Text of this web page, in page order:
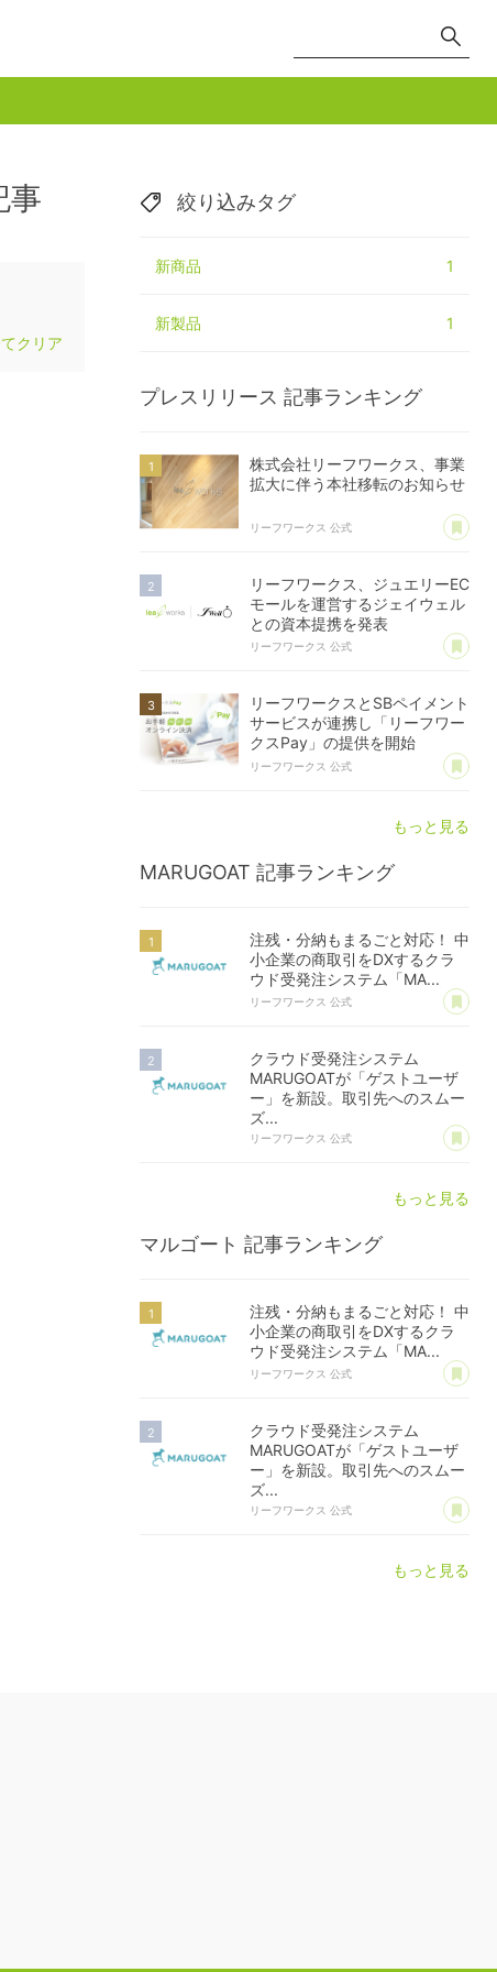
事
クリア
絞り込みタグ
新商品 1
新製品 1
プレスリリース 記事ランキング
株式会社リーフワークス、事業
拡大に伴う本社移転のお知らせ
リーフワークス 公式 あ
リーフワークス、ジュエリーEC
モールを運営するジェイウェル
との資本提携を発表
リーフワークス 公式 あ
リーフワークスとSBペイメント
サービスが連携し「リーフワー
クスPay」の提供を開始
リーフワークス 公式 あ
もっと見る
MARUGOAT 記事ランキング
注残・分納もまるごと対応！ 中
小企業の商取引をDXするクラ
ウド受発注システム「MA...
リーフワークス 公式 あ
クラウド受発注システム
MARUGOATが「ゲストユーザ
ー」を新設。取引先へのスムー
ズ...
リーフワークス 公式 あ
もっと見る
マルゴート 記事ランキング
注残・分納もまるごと対応！ 中
小企業の商取引をDXするクラ
ウド受発注システム「MA...
リーフワークス 公式 あ
クラウド受発注システム
MARUGOATが「ゲストユーザ
ー」を新設。取引先へのスムー
ズ...
リーフワークス 公式 あ
もっと見る